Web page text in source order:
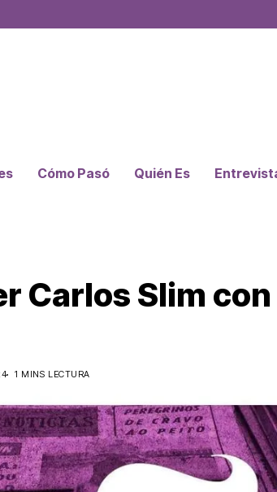
Cómo Pasó Quién Es
Carlos Slim con
1 MINS LECTURA